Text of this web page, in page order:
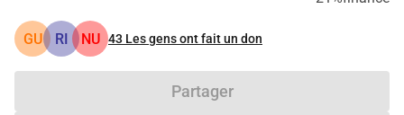
GU RI NU 43 Les gens ont fait un don
Partager